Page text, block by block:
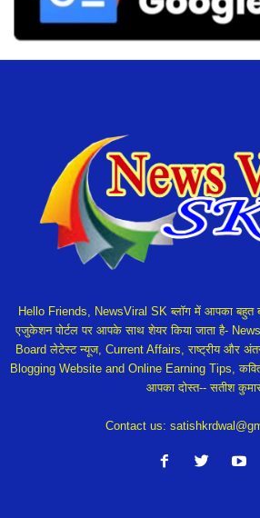
Hello Friends, NewsViral SK ब्लॉग में आपका बहुत
एजुकेशन पोर्टल पर आपके साथ शेयर किया जाता है-
Board लेटेस्ट न्यूज, Current Affairs, राष्ट्रीय और
Blogging Website and Online Earning Tips, कविता-
आपका दोस्त-- सतीश
Contact us: